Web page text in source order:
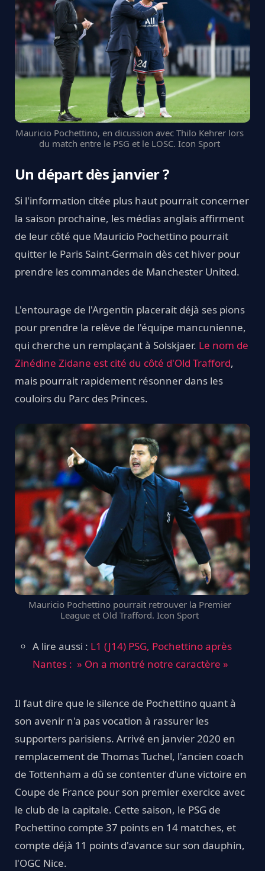
Mauricio Pochettino, en dicussion avec Thilo Kehrer lors
du match entre le PSG et le LOSC. Icon Sport
Un départ dès janvier ?
Si l'information citée plus haut pourrait concerner
la saison prochaine, les médias anglais affirment
de leur côté que Mauricio Pochettino pourrait
quitter le Paris Saint-Germain dès cet hiver pour
prendre les commandes de Manchester United.
L'entourage de l'Argentin placerait déjà ses pions
pour prendre la relève de l'équipe mancunienne,
qui cherche un remplaçant à Solskjaer. Le nom de
Zinédine Zidane est cité du côté d'Old Trafford,
mais pourrait rapidement résonner dans les
couloirs du Parc des Princes.
Mauricio Pochettino pourrait retrouver la Premier
League et Old Trafford. Icon Sport
A lire aussi : L1 (J14) PSG, Pochettino après
Nantes : » On a montré notre caractère »
Il faut dire que le silence de Pochettino quant à
son avenir n'a pas vocation à rassurer les
supporters parisiens. Arrivé en janvier 2020 en
remplacement de Thomas Tuchel, l'ancien coach
de Tottenham a dû se contenter d'une victoire en
Coupe de France pour son premier exercice avec
le club de la capitale. Cette saison, le PSG de
Pochettino compte 37 points en 14 matches, et
compte déjà 11 points d'avance sur son dauphin,
l'OGC Nice.